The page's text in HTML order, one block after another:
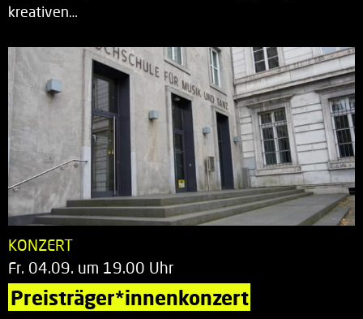
kreativen…
KONZERT
Fr. 04.09. um 19.00 Uhr
Preisträger*innenkonzert